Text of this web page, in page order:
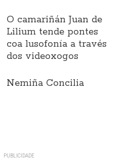
O camariñán Juan de
Lilium tende pontes
coa lusofonía a través
dos videoxogos
Nemiña Concilia